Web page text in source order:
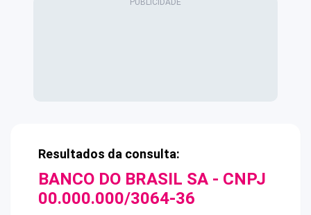
Resultados da consulta:
BANCO DO BRASIL SA - CNPJ
00.000.000/3064-36